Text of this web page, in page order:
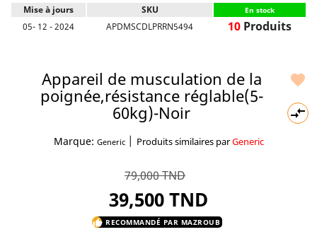
Mise à jours SKU En stock
05- 12 - 2024 APDMSCDLPRRN5494 10 Produits


Appareil de musculation de la
poignée,résistance réglable(5-
60kg)-Noir
Marque: Generic | Produits similaires parGeneric
79,000 TND
39,500 TND
thumb_up RECOMMANDÉ PAR MAZROUB